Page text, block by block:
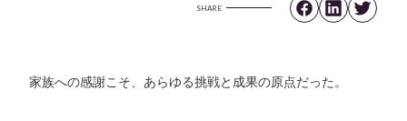
SHARE
家族への感謝こそ、あらゆる挑戦と成果の原点だった。